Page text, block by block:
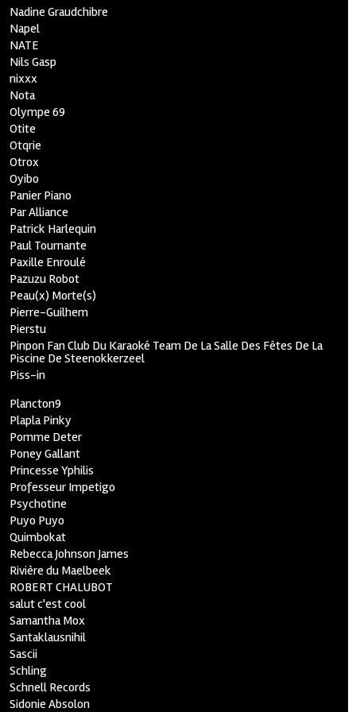
Nadine Graudchibre
Napel
NATE
Nils Gasp
nixxx
Nota
Olympe 69
Otite
Otqrie
Otrox
Oyibo
Panier Piano
Par Alliance
Patrick Harlequin
Paul Tournante
Paxille Enroulé
Pazuzu Robot
Peau(x) Morte(s)
Pierre-Guilhem
Pierstu
Pinpon Fan Club Du Karaoké Team De La Salle Des Fêtes De La
Piscine De Steenokkerzeel
Piss-in
Plancton9
Plapla Pinky
Pomme Deter
Poney Gallant
Princesse Yphilis
Professeur Impetigo
Psychotine
Puyo Puyo
Quimbokat
Rebecca Johnson James
Rivière du Maelbeek
ROBERT CHALUBOT
salut c'est cool
Samantha Mox
Santaklausnihil
Sascii
Schling
Schnell Records
Sidonie Absolon